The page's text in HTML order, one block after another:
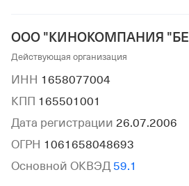
ООО "КИНОКОМПАНИЯ
Действующая организация
ИНН 1658077004
КПП 165501001
Дата регистрации 26.07.2006
ОГРН 1061658048693
Основной ОКВЭД 59.1